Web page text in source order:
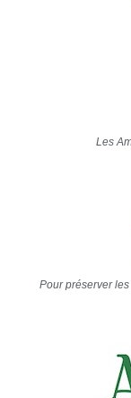
Les
Pour préserver